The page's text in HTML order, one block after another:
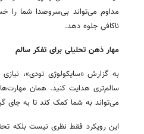
مداوم می‌تواند بی‌سروصدا شما را
ناکافی جلوه دهد.
مهار ذهن تحلیلی برای تفکر سالم
به گزارش «سایکولوژی تودی»،
سالم‌تری هدایت کنید. همان
می‌تواند به شما کمک کند تا به جای